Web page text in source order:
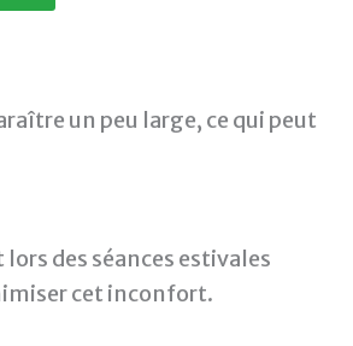
un peu large, ce qui peut
des séances estivales
cet inconfort.